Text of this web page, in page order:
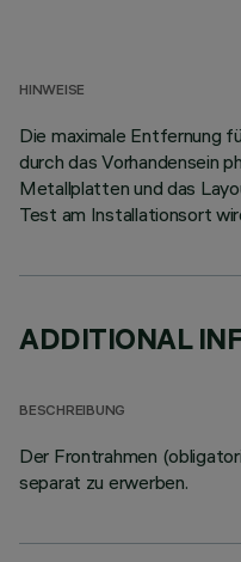
HINWEISE
Die maximale Entfernung
durch das Vorhandensein
Metallplatten und das
Test am Installationsort
ADDITIONAL
BESCHREIBUNG
Der Frontrahmen
separat zu erwerben.